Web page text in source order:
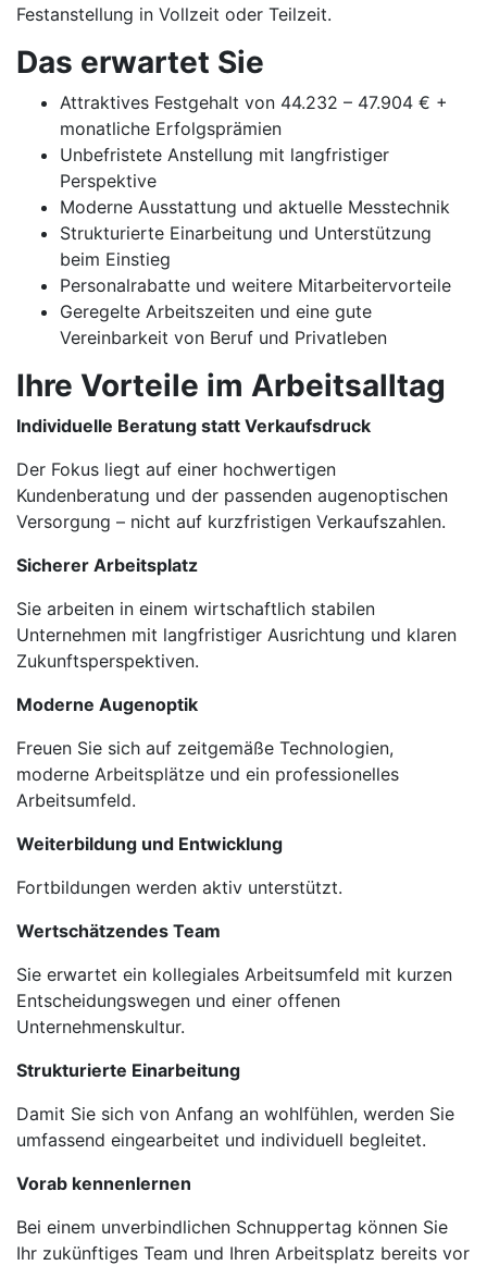
Festanstellung in Vollzeit oder Teilzeit.
Das erwartet Sie
Attraktives Festgehalt von 44.232 – 47.904 € +
monatliche Erfolgsprämien
Unbefristete Anstellung mit langfristiger
Perspektive
Moderne Ausstattung und aktuelle Messtechnik
Strukturierte Einarbeitung und Unterstützung
beim Einstieg
Personalrabatte und weitere Mitarbeitervorteile
Geregelte Arbeitszeiten und eine gute
Vereinbarkeit von Beruf und Privatleben
Ihre Vorteile im Arbeitsalltag
Individuelle Beratung statt Verkaufsdruck
Der Fokus liegt auf einer hochwertigen
Kundenberatung und der passenden augenoptischen
Versorgung – nicht auf kurzfristigen Verkaufszahlen.
Sicherer Arbeitsplatz
Sie arbeiten in einem wirtschaftlich stabilen
Unternehmen mit langfristiger Ausrichtung und klaren
Zukunftsperspektiven.
Moderne Augenoptik
Freuen Sie sich auf zeitgemäße Technologien,
moderne Arbeitsplätze und ein professionelles
Arbeitsumfeld.
Weiterbildung und Entwicklung
Fortbildungen werden aktiv unterstützt.
Wertschätzendes Team
Sie erwartet ein kollegiales Arbeitsumfeld mit kurzen
Entscheidungswegen und einer offenen
Unternehmenskultur.
Strukturierte Einarbeitung
Damit Sie sich von Anfang an wohlfühlen, werden Sie
umfassend eingearbeitet und individuell begleitet.
Vorab kennenlernen
Bei einem unverbindlichen Schnuppertag können Sie
Ihr zukünftiges Team und Ihren Arbeitsplatz bereits vor